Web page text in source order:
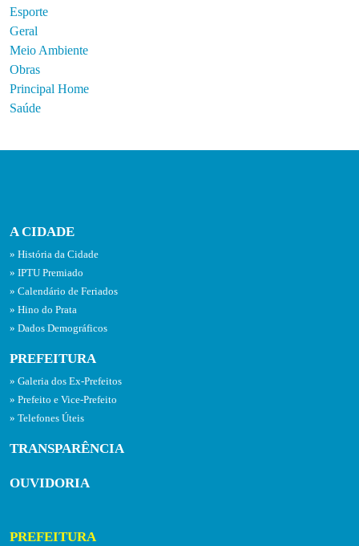
Esporte
Geral
Meio Ambiente
Obras
Principal Home
Saúde
A CIDADE
História da Cidade
IPTU Premiado
Calendário de Feriados
Hino do Prata
Dados Demográficos
PREFEITURA
Galeria dos Ex-Prefeitos
Prefeito e Vice-Prefeito
Telefones Úteis
TRANSPARÊNCIA
OUVIDORIA
PREFEITURA